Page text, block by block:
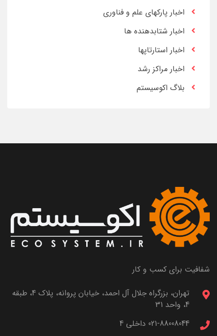
اخبار پارکهای علم و فناوری
اخبار شتابدهنده ها
اخبار استارتاپها
اخبار مراکز رشد
بلاگ اکوسیستم
شفافیت برای کسب و کار
تهران، بزرگراه جلال آل احمد، خیابان پروانه، پلاک 4، طبقه
4، واحد 31
021-88008044 داخلی 4